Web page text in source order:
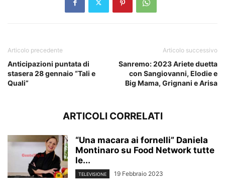
Articolo precedente
Anticipazioni puntata di
stasera 28 gennaio “Tali e
Quali”
Articolo successivo
Sanremo: 2023 Ariete duetta
con Sangiovanni, Elodie e
Big Mama, Grignani e Arisa
ARTICOLI CORRELATI
“Una macara ai fornelli” Daniela
Montinaro su Food Network tutte
le...
TELEVISIONE 19 Febbraio 2023